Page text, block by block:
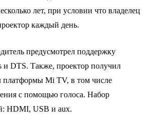
лет, при условии что владелец
каждый день.
предусмотрел поддержку
DTS. Также, проектор получил
Mi TV, в том числе
с помощью голоса. Набор
HDMI, USB и aux.